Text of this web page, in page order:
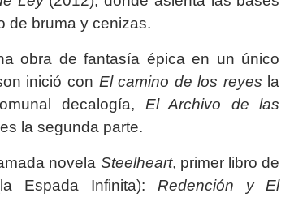
de bruma y cenizas.
obra de fantasía épica en un único
inició con El camino de los reyes la
decalogía, El Archivo de las
es la segunda parte.
novela Steelheart, primer libro de
Espada Infinita): Redención y El